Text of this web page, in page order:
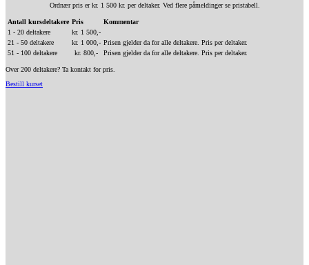
Ordnær pris er kr. 1 500 kr. per deltaker. Ved flere påmeldinger se pristabell.
Antall kursdeltakere Pris
Kommentar
1 - 20 deltakere
kr. 1 500,-
21 - 50 deltakere
kr. 1 000,- Prisen gjelder da for alle deltakere. Pris per deltaker.
51 - 100 deltakere
kr. 800,- Prisen gjelder da for alle deltakere. Pris per deltaker.
Over 200 deltakere? Ta kontakt for pris.
Bestill kurset